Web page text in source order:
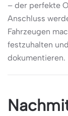
– der perfekte
Anschluss
Fahrzeugen
festzuhalten
dokumentieren.